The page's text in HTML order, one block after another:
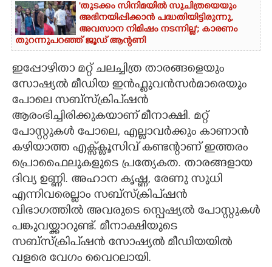
'തുടക്കം സിനിമയിൽ സുചിത്രയെയും
അഭിനയിപ്പിക്കാൻ പദ്ധതിയിട്ടിരുന്നു,​
അവസാന നിമിഷം നടന്നില്ല'; കാരണം
തുറന്നുപറഞ്ഞ് ജൂഡ് ആന്റണി
ഇപ്പോഴിതാ മറ്റ് ചലച്ചിത്ര താരങ്ങളെയും
സോഷ്യൽ മീഡിയ ഇൻഫ്ളുവൻസർമാരെയും
പോലെ സബ്സ്ക്രിപ്ഷൻ
ആരംഭിച്ചിരിക്കുകയാണ് മീനാക്ഷി. മറ്റ്
പോസ്റ്റുകൾ പോലെ,​ എല്ലാവർക്കും കാണാൻ
കഴിയാത്ത എക്സ്‌ക്ലൂസിവ് കണ്ടന്റാണ് ഇത്തരം
പ്രൊഫൈലുകളുടെ പ്രത്യേകത. താരങ്ങളായ
ദിവ്യ ഉണ്ണി. അഹാന കൃഷ്ണ,​ രേണു സുധി
എന്നിവരെല്ലാം സബ്സ്ക്രിപ്ഷൻ
വിഭാഗത്തിൽ അവരുടെ സ്പെഷ്യൽ പോസ്റ്റുകൾ
പങ്കുവയ്ക്കാറുണ്ട്. മീനാക്ഷിയുടെ
സബ്സ്ക്രിപ്ഷൻ സോഷ്യൽ മീഡിയയിൽ
വളരെ വേഗം വൈറലായി.